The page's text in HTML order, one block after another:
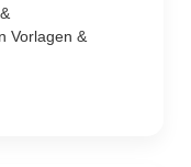
Vorlagen &